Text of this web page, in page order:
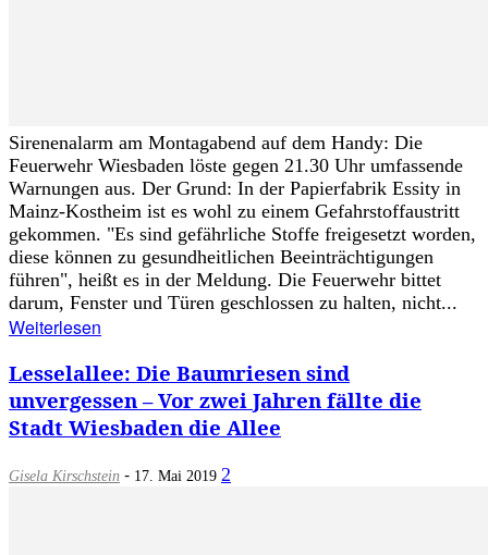
Sirenenalarm am Montagabend auf dem Handy: Die
Feuerwehr Wiesbaden löste gegen 21.30 Uhr umfassende
Warnungen aus. Der Grund: In der Papierfabrik Essity in
Mainz-Kostheim ist es wohl zu einem Gefahrstoffaustritt
gekommen. "Es sind gefährliche Stoffe freigesetzt worden,
diese können zu gesundheitlichen Beeinträchtigungen
führen", heißt es in der Meldung. Die Feuerwehr bittet
darum, Fenster und Türen geschlossen zu halten, nicht...
Weiterlesen
Lesselallee: Die Baumriesen sind
unvergessen – Vor zwei Jahren fällte die
Stadt Wiesbaden die Allee
Gisela Kirschstein - 17. Mai 2019 2